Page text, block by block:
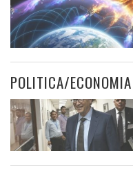
POLITICA/ECONOMIA